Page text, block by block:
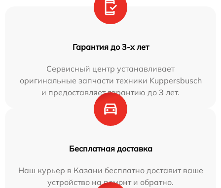
Гарантия до 3-х лет
Сервисный центр устанавливает
оригинальные запчасти техники Kuppersbusch
и предоставляет гарантию до 3 лет.
Бесплатная доставка
Наш курьер в Казани бесплатно доставит ваше
устройство на ремонт и обратно.